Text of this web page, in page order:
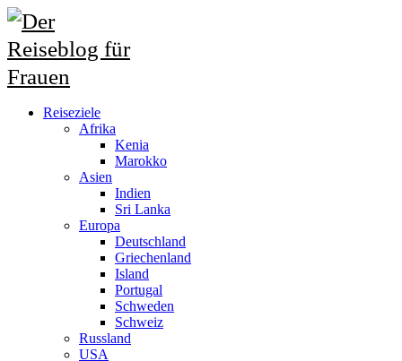
Reiseziele
Afrika
Kenia
Marokko
Asien
Indien
Sri Lanka
Europa
Deutschland
Griechenland
Island
Portugal
Schweden
Schweiz
Russland
USA